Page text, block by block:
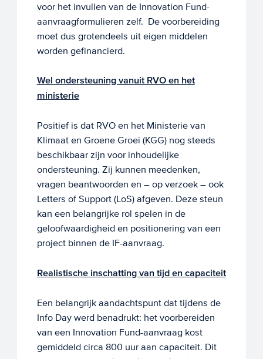
voor het invullen van de Innovation Fund-
aanvraagformulieren zelf. De voorbereiding
moet dus grotendeels uit eigen middelen
worden gefinancierd.
Wel ondersteuning vanuit RVO en het
ministerie
Positief is dat RVO en het Ministerie van
Klimaat en Groene Groei (KGG) nog steeds
beschikbaar zijn voor inhoudelijke
ondersteuning. Zij kunnen meedenken,
vragen beantwoorden en – op verzoek – ook
Letters of Support (LoS) afgeven. Deze steun
kan een belangrijke rol spelen in de
geloofwaardigheid en positionering van een
project binnen de IF-aanvraag.
Realistische inschatting van tijd en capaciteit
Een belangrijk aandachtspunt dat tijdens de
Info Day werd benadrukt: het voorbereiden
van een Innovation Fund-aanvraag kost
gemiddeld circa 800 uur aan capaciteit. Dit